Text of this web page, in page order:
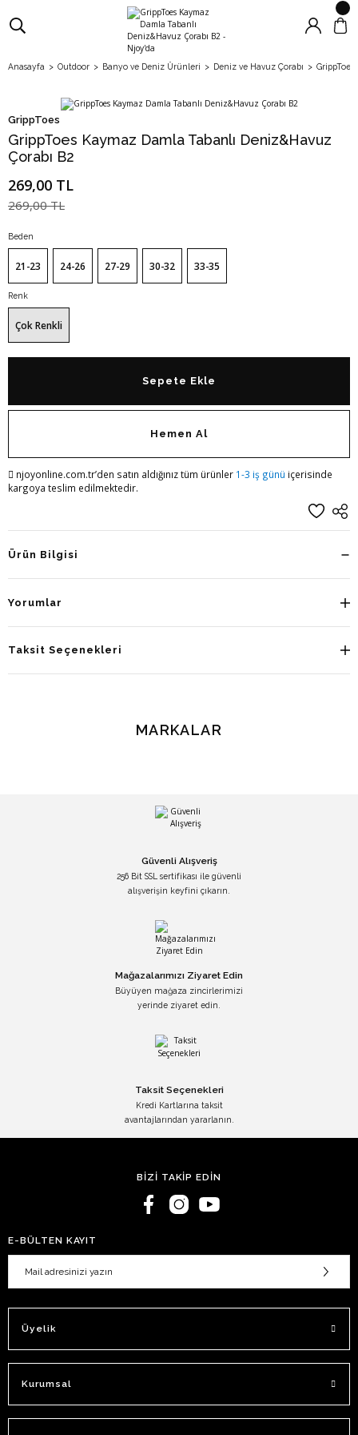
Anasayfa Outdoor Banyo ve Deniz Ürünleri Deniz ve Havuz Çorabı
GrippToes
GrippToes Kaymaz Damla Tabanlı Deniz&Havuz
Çorabı B2
269,00 TL
269,00 TL
Beden
21-23 24-26 27-29 30-32 33-35
Renk
Çok Renkli
Sepete Ekle
Hemen Al
njoyonline.com.tr’den satın aldığınız tüm ürünler 1-3 iş günü içerisinde
kargoya teslim edilmektedir.
Ürün Bilgisi
Yorumlar
Taksit Seçenekleri
MARKALAR
Güvenli Alışveriş
256 Bit SSL sertifikası ile güvenli
alışverişin keyfini çıkarın.
Mağazalarımızı Ziyaret Edin
Büyüyen mağaza zincirlerimizi
yerinde ziyaret edin.
Taksit Seçenekleri
Kredi Kartlarına taksit
avantajlarından yararlanın.
BİZİ TAKİP EDİN
E-BÜLTEN KAYIT
Üyelik
Kurumsal